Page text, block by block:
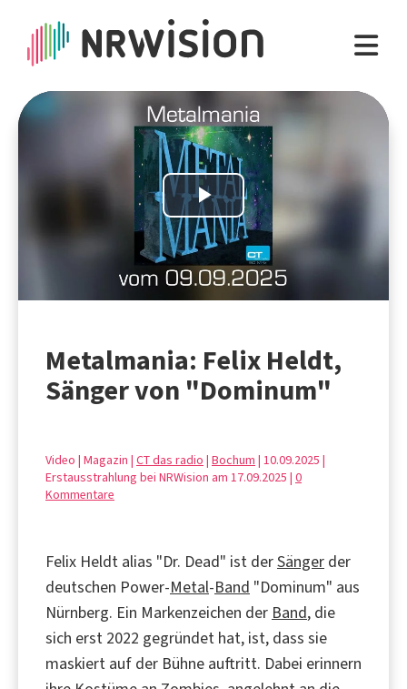
Play
Video
Metalmania: Felix Heldt,
Sänger von "Dominum"
Video | Magazin | CT das radio | Bochum | 10.09.2025 |
Erstausstrahlung bei NRWision am 17.09.2025 | 0
Kommentare
Felix Heldt alias "Dr. Dead" ist derSänger der
deutschen Power-Metal-Band "Dominum" aus
Nürnberg. Ein Markenzeichen der Band, die
sich erst 2022 gegründet hat, ist, dass sie
maskiert auf der Bühne auftritt. Dabei erinnern